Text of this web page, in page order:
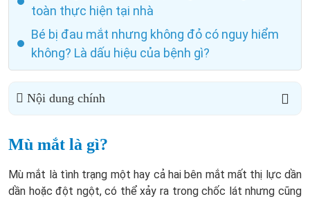
toàn thực hiện tại nhà
Bé bị đau mắt nhưng không đỏ có nguy hiểm
không? Là dấu hiệu của bệnh gì?
Nội dung chính
Mù mắt là gì?
Mù mắt là tình trạng một hay cả hai bên mắt mất thị lực dần
dần hoặc đột ngột, có thể xảy ra trong chốc lát nhưng cũng